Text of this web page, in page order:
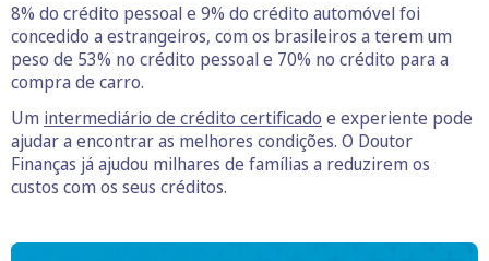
8% do crédito pessoal e 9% do crédito automóvel foi
concedido a estrangeiros, com os brasileiros a terem um
peso de 53% no crédito pessoal e 70% no crédito para a
compra de carro.
Um intermediário de crédito certificado e experiente pode
ajudar a encontrar as melhores condições. O Doutor
Finanças já ajudou milhares de famílias a reduzirem os
custos com os seus créditos.